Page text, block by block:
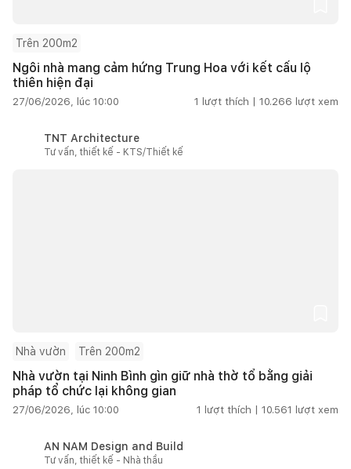
Trên 200m2
Ngôi nhà mang cảm hứng Trung Hoa với kết cấu lộ
thiên hiện đại
27/06/2026, lúc 10:00 1 lượt thích | 10.266 lượt xem
TNT Architecture
Tư vấn, thiết kế - KTS/Thiết kế
Nhà vườn Trên 200m2
Nhà vườn tại Ninh Bình gìn giữ nhà thờ tổ bằng giải
pháp tổ chức lại không gian
27/06/2026, lúc 10:00 1 lượt thích | 10.561 lượt xem
AN NAM Design and Build
Tư vấn, thiết kế - Nhà thầu